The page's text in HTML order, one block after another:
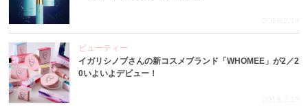
2018.2.19
ビューティー
イガリシノブさんの新コスメブランド「WHOMEE」が2／2
0いよいよデビュー！
2018.2.19